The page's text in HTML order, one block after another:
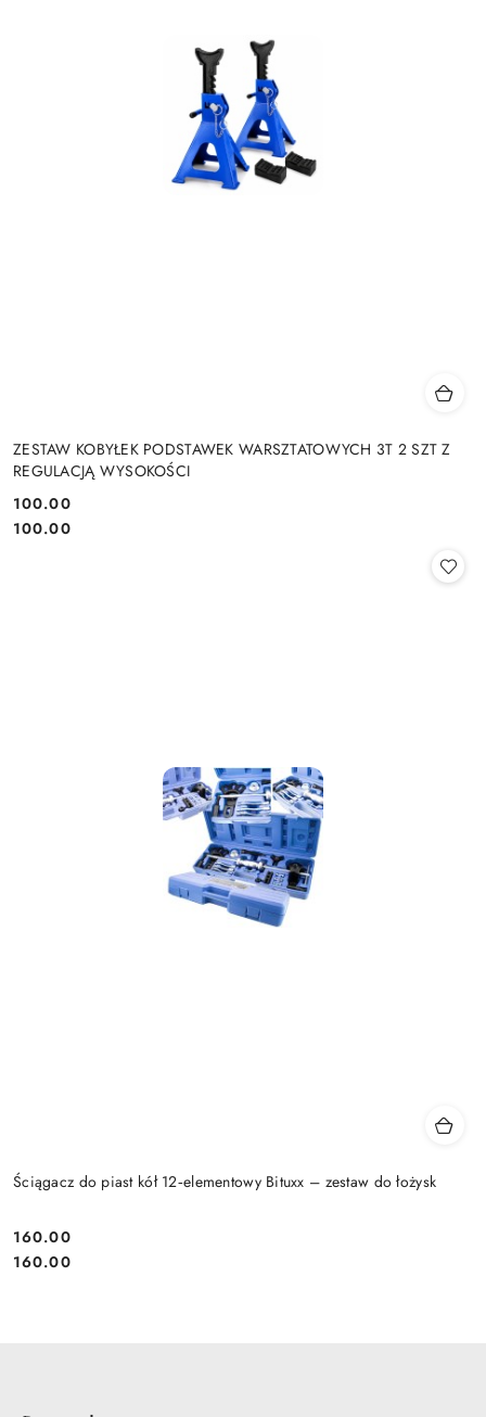
ZESTAW KOBYŁEK PODSTAWEK WARSZTATOWYCH 3T 2 SZT Z
REGULACJĄ WYSOKOŚCI
Cena:
100.00
Cena:
100.00
Ściągacz do piast kół 12‑elementowy Bituxx – zestaw do łożysk
Cena:
160.00
Cena:
160.00